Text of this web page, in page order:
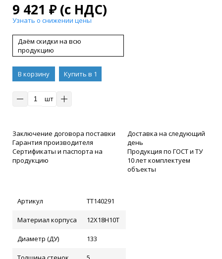
9 421 ₽(с НДС)
Узнать о снижении цены
Даём скидки на всю
продукцию
В корзину
Купить в 1
шт
Заключение договора поставки
Гарантия производителя
Сертификаты и паспорта на
продукцию
Доставка на следующий
день
Продукция по ГОСТ и ТУ
10 лет комплектуем
объекты
Артикул ТТ140291
Материал корпуса 12Х18Н10Т
Диаметр (ДУ) 133